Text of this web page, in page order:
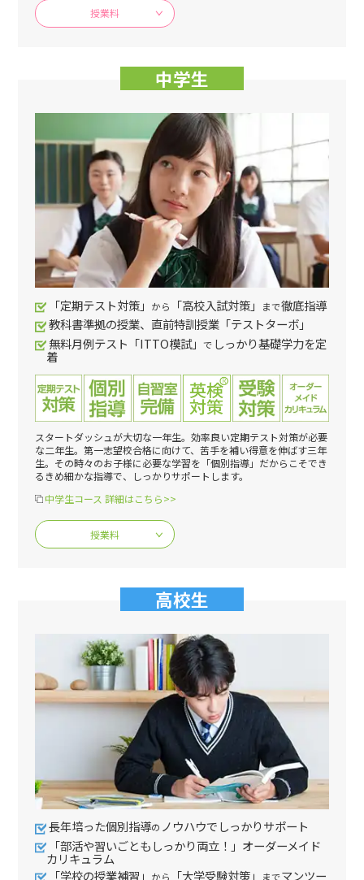
授業料
中学生
「定期テスト対策」 から 「高校入試対策」 まで徹底指導
教科書準拠の授業、直前特訓授業「テストターボ」
無料月例テスト「ITTO模試」 で しっかり基礎学力を定
着
スタートダッシュが大切な一年生。効率良い定期テスト対策が必要
な二年生。第一志望校合格に向けて、苦手を補い得意を伸ばす三年
生。その時々のお子様に必要な学習を「個別指導」だからこそでき
るきめ細かな指導で、しっかりサポートします。
中学生コース 詳細はこちら>>
授業料
高校生
長年培った個別指導の ノウハウでしっかりサポート
「部活や習いごともしっかり両立！」オーダーメイド
カリキュラム
「学校の授業補習」
から 「大学受験対策」 までマンツー